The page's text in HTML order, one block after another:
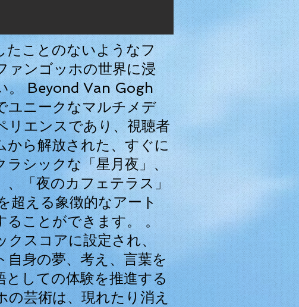
たことのないようなフ
ァンゴッホの世界に浸
。 Beyond Van Gogh
ユニークなマルチメデ
リエンスであり、視聴者
から解放された、すぐに
ラシックな「星月夜」、
、「夜のカフェテラス」
超える象徴的なアート
ることができます。 。
クスコアに設定され、
自身の夢、考え、言葉を
としての体験を推進する
の芸術は、現れたり消え